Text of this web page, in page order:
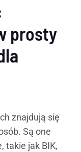
prosty
znajdują się
Są one
takie jak BIK,